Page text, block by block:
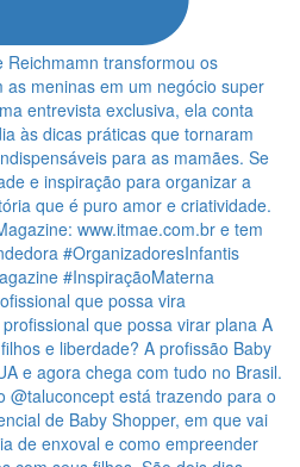
que possa vira